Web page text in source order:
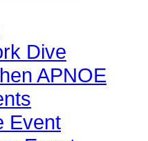
Dive
APNOE
Event